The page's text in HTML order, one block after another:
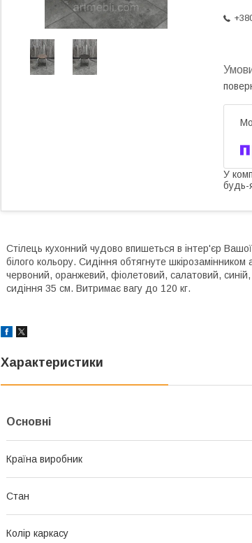
У
будь-
Стілець кухонний чудово впишеться в інтер'єр
білого кольору. Сидіння обтягнуте
червоний, оранжевий, фіолетовий, салатовий,
сидіння 35 см. Витримає вагу до 120 кг.
Характеристики
Основні
Країна виробник
Стан
Колір каркасу